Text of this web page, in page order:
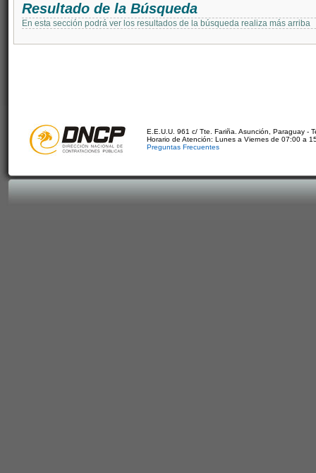
Resultado de la Búsqueda
En esta sección podrá ver los resultados de la búsqueda realiza más arriba
E.E.U.U. 961 c/ Tte. Fariña. Asunción, Paraguay -
Horario de Atención: Lunes a Viernes de 07:00 a
Preguntas Frecuentes